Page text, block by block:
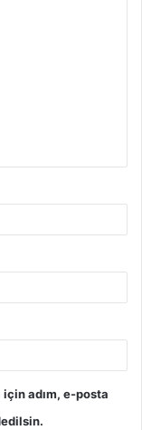
için adım, e-posta